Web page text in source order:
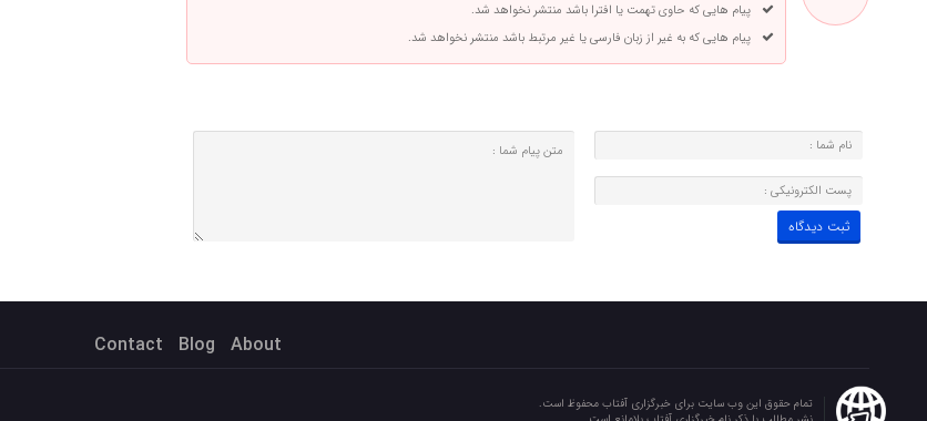
پیام هایی که حاوی تهمت یا افترا باشد منتشر نخواهد شد.
پیام هایی که به غیر از زبان فارسی یا غیر مرتبط باشد منتشر نخواهد شد.
About
Blog
Contact
تمام حقوق این وب سایت برای خبرگزاری آفتاب محفوظ است.